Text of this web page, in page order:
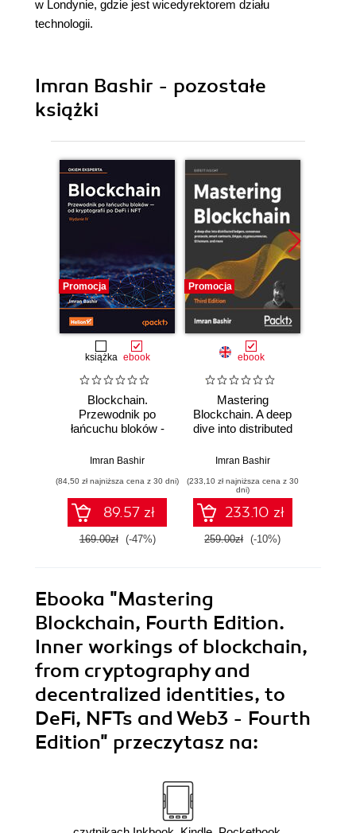
w Londynie, gdzie jest wicedyrektorem działu
technologii.
Imran Bashir - pozostałe
książki
Promocja
książka ebook
Blockchain.
Przewodnik po
łańcuchu bloków -
DeFi i NFT.
Imran Bashir
(84,50 zł najniższa cena z 30 dni)
89.57 zł
169.00zł (-47%)
Promocja
ebook
Mastering
Blockchain. A deep
dive into distributed
consensus
contracts, DApps,
cryptocurrencies,
Ethereum, and
more - Third
Edition
Imran Bashir
(233,10 zł najniższa cena z 30
dni)
233.10 zł
259.00zł (-10%)
Ebooka "Mastering
Blockchain, Fourth Edition.
Inner workings of blockchain,
from cryptography and
decentralized identities, to
DeFi, NFTs and Web3 - Fourth
Edition" przeczytasz na: